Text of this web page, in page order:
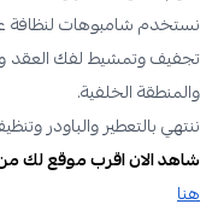
نستخدم شامبوهات لنظافة
تجفيف وتمشيط لفك العقد
والمنطقة الخلفية.
ننتهي بالتعطير والباودر
شاهد الان اقرب موقع لك
هنا